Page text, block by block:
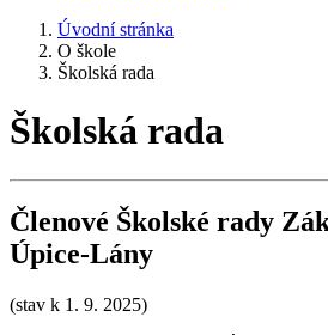
Úvodní stránka
O škole
Školská rada
Školská rada
Členové Školské rady
Úpice-Lány
(stav k 1. 9. 2025)